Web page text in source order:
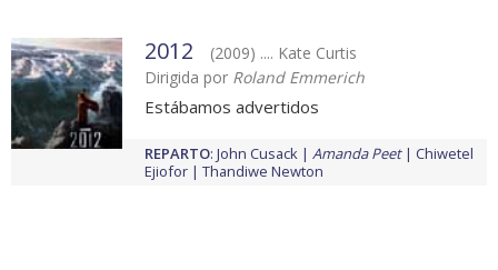
2012
(2009) .... Kate Curtis
Dirigida por Roland Emmerich
Estábamos advertidos
REPARTO: John Cusack Amanda Peet
Chiwetel
Ejiofor
Thandiwe Newton